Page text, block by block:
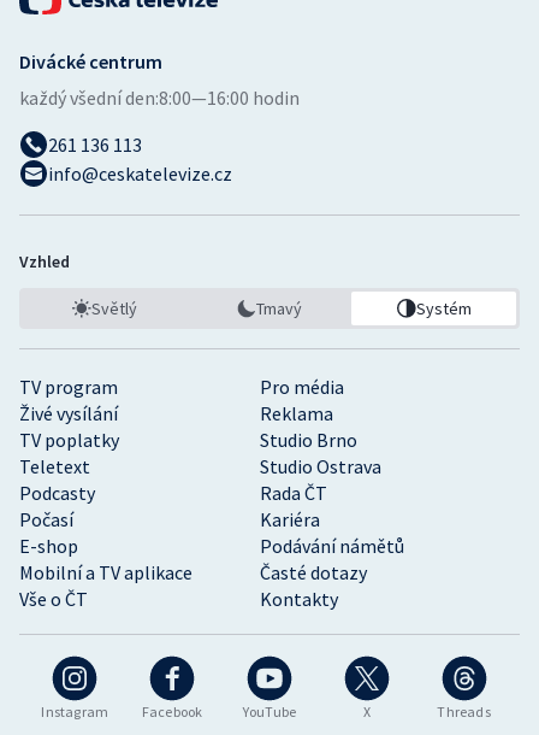
Instagram Facebook YouTube X Threads
TV program
Pro média
Živé vysílání
Reklama
TV poplatky
Studio Brno
Teletext
Studio Ostrava
Podcasty
Rada ČT
Počasí
Kariéra
E-shop
Podávání námětů
Mobilní a TV aplikace
Časté dotazy
Vše o ČT
Kontakty
Divácké centrum
každý všední den:8:00—16:00 hodin
261 136 113
info@ceskatelevize.cz
Vzhled
Světlý Tmavý Systém